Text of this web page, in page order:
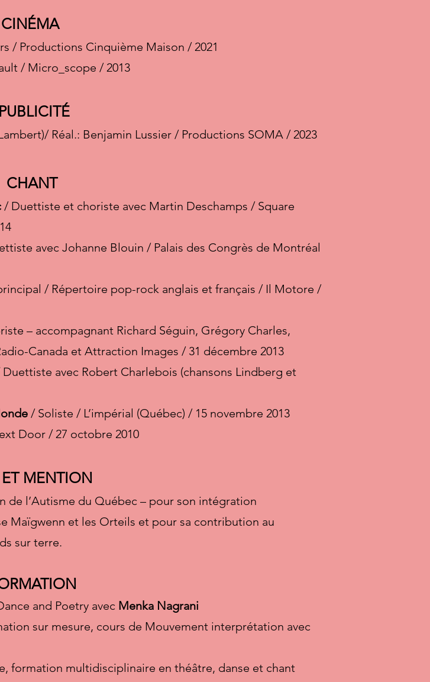
CINÉMA
/ Productions Cinquième Maison / 2021
/ Micro_scope / 2013
PUBLICITÉ
Réal.: Benjamin Lussier / Productions SOMA / 2023
CHANT
/ Duettiste et choriste avec Martin Deschamps / Square
avec Johanne Blouin / Palais des Congrès de Montréal
/ Répertoire pop-rock anglais et français / Il Motore /
– accompagnant Richard Séguin, Grégory Charles,
Canada et Attraction Images / 31 décembre 2013
Duettiste avec Robert Charlebois (chansons Lindberg et
/ Soliste / L’impérial (Québec) / 15 novembre 2013
Door / 27 octobre 2010
ET MENTION
de l’Autisme du Québec – pour son intégration
Maïgwenn et les Orteils et pour sa contribution au
sur terre.
and Poetry avec Menka Nagrani
sur mesure, cours de Mouvement interprétation avec
formation multidisciplinaire en théâtre, danse et chant